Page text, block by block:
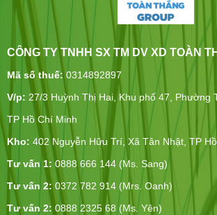
CÔNG TY TNHH SX TM DV XD TOÀN
Mã số thuế: 0314892897
V/p: 27/3 Huỳnh Thị Hai, Khu phố 47, Phường
TP Hồ Chí Minh
Kho: 402 Nguyễn Hữu Trí, Xã Tân Nhật, TP
Tư vấn 1: 0888 666 144 (Ms. Sang)
Tư vấn 2: 0372 782 914 (Mrs. Oanh)
Tư vấn 2: 0888 2325 68 (Ms. Yên)